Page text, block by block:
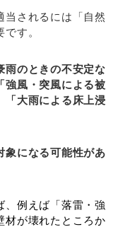
当されるには「自然
す。
雨のときの不安定な
強風・突風による被
「大雨による床上浸
象になる可能性があ
、例えば「落雷・強
材が壊れたところか